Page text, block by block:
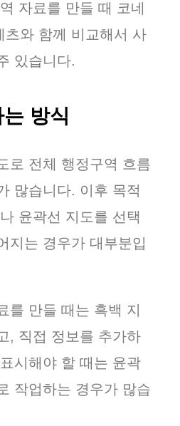
자료를 만들 때 코네
츠와 함께 비교해서 사
있습니다.
방식
로 전체 행정구역 흐름
많습니다. 이후 목적
윤곽선 지도를 선택
지는 경우가 대부분입
를 만들 때는 흑백 지
, 직접 정보를 추가하
시해야 할 때는 윤곽
작업하는 경우가 많습